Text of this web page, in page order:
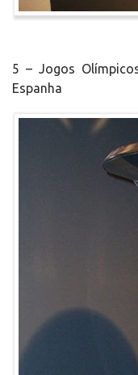
5 – Jogos
Espanha